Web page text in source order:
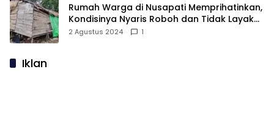
Rumah Warga di Nusapati Memprihatinkan,
Kondisinya Nyaris Roboh dan Tidak Layak
Huni
2 Agustus 2024 1
Iklan